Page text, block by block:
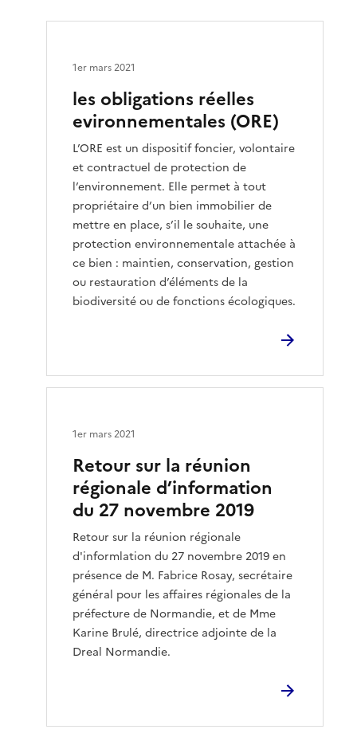
les obligations réelles
evironnementales (ORE)
L’ORE est un dispositif foncier, volontaire
et contractuel de protection de
l’environnement. Elle permet à tout
propriétaire d’un bien immobilier de
mettre en place, s’il le souhaite, une
protection environnementale attachée à
ce bien : maintien, conservation, gestion
ou restauration d’éléments de la
biodiversité ou de fonctions écologiques.
1er mars 2021
Retour sur la réunion
régionale d’information
du 27 novembre 2019
Retour sur la réunion régionale
d'informlation du 27 novembre 2019 en
présence de M. Fabrice Rosay, secrétaire
général pour les affaires régionales de la
préfecture de Normandie, et de Mme
Karine Brulé, directrice adjointe de la
Dreal Normandie.
1er mars 2021